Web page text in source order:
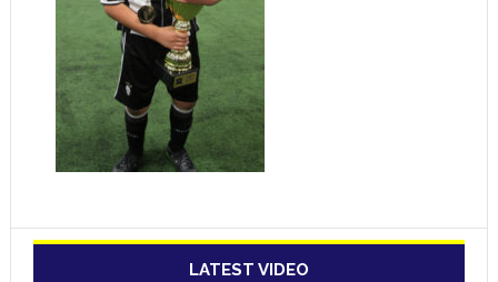
LATEST VIDEO